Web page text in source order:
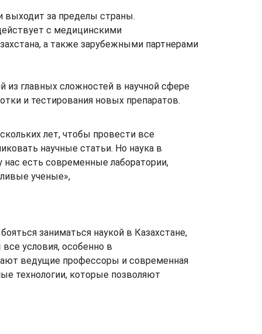
выходит за пределы страны.
с медицинскими
а также зарубежными партнерами
из главных сложностей в научной сфере
и тестирования новых препаратов.
лет, чтобы провести все
научные статьи. Но наука в
нас есть современные лаборатории,
ученые»,
заниматься наукой в Казахстане,
условия, особенно в
ведущие профессоры и современная
технологии, которые позволяют